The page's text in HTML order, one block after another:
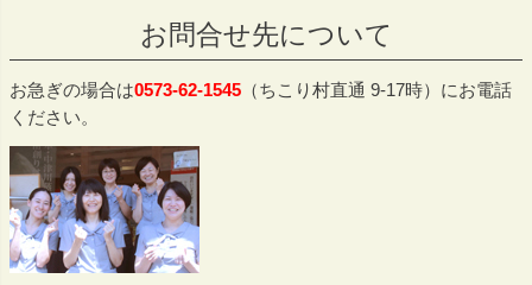
へ
お問合せ先について
お急ぎの場合は0573-62-1545 （ちこり村直通 9-17時）にお電話
ください。